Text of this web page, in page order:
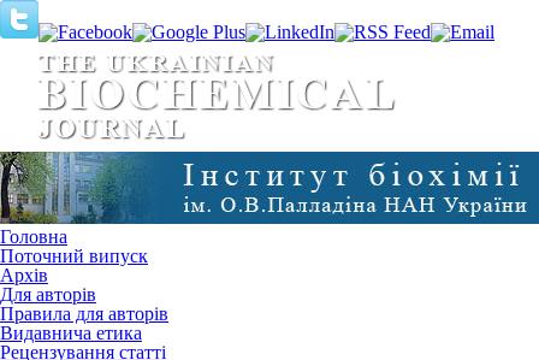
Головна
Поточний випуск
Архів
Для авторів
Правила для авторів
Видавнича етика
Рецензування статті